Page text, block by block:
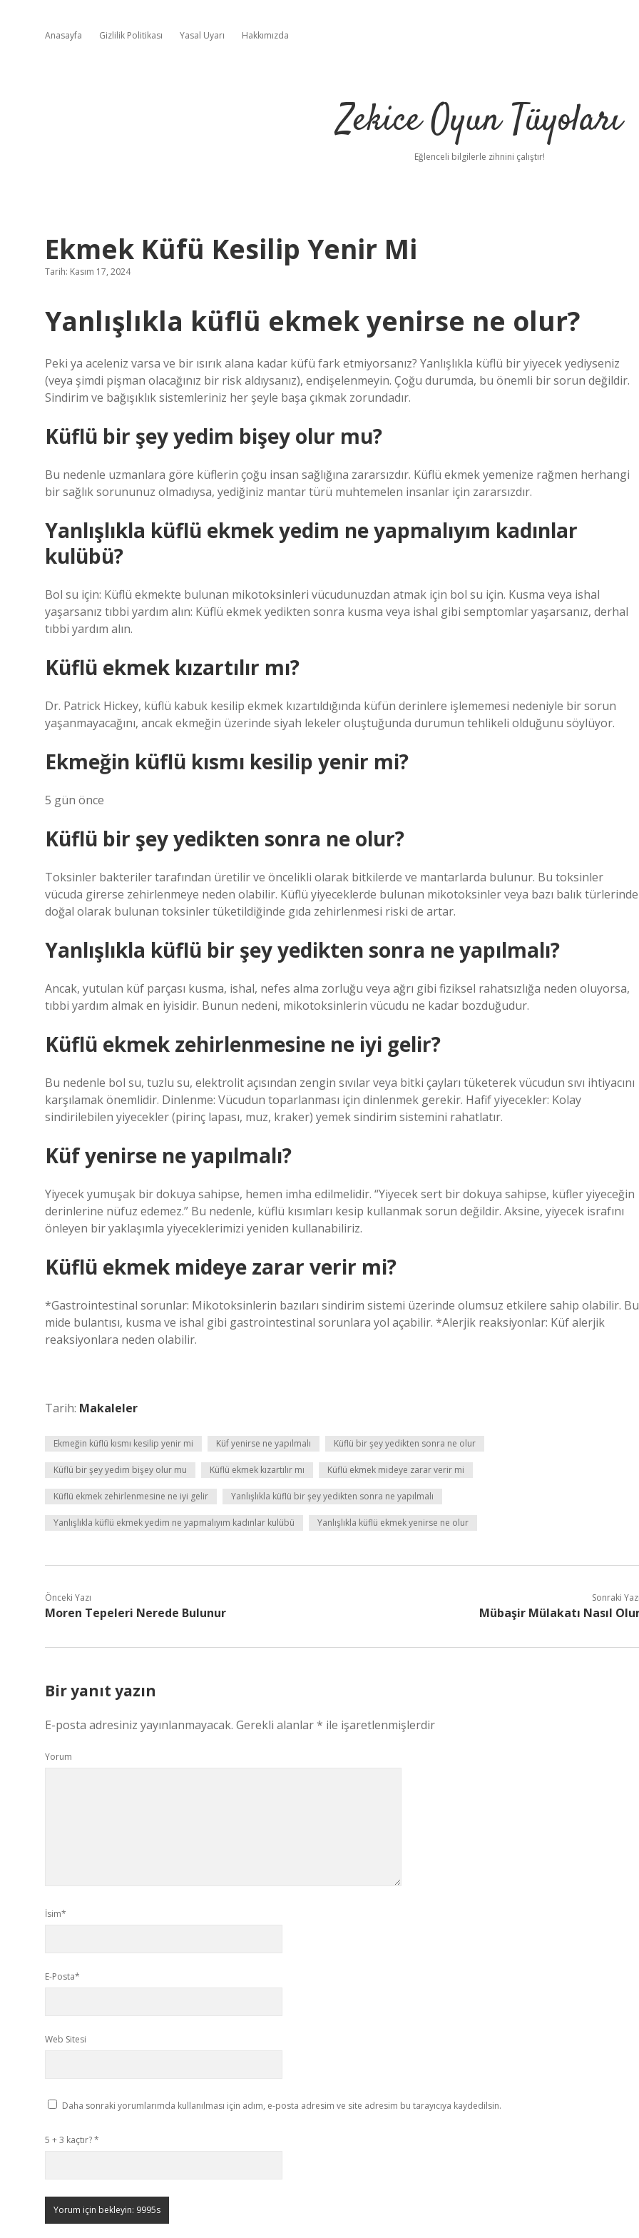
Anasayfa Gizlilik Politikası Yasal Uyarı Hakkımızda
Zekice Oyun Tüyoları
Eğlenceli bilgilerle zihnini çalıştır!
Ekmek Küfü Kesilip Yenir Mi
Tarih: Kasım 17, 2024
Yanlışlıkla küflü ekmek yenirse ne olur?
Peki ya aceleniz varsa ve bir ısırık alana kadar küfü fark etmiyorsanız? Yanlışlıkla küflü bir yiyecek yediyseniz
(veya şimdi pişman olacağınız bir risk aldıysanız), endişelenmeyin. Çoğu durumda, bu önemli bir sorun değildir.
Sindirim ve bağışıklık sistemleriniz her şeyle başa çıkmak zorundadır.
Küflü bir şey yedim bişey olur mu?
Bu nedenle uzmanlara göre küflerin çoğu insan sağlığına zararsızdır. Küflü ekmek yemenize rağmen herhangi
bir sağlık sorununuz olmadıysa, yediğiniz mantar türü muhtemelen insanlar için zararsızdır.
Yanlışlıkla küflü ekmek yedim ne yapmalıyım kadınlar
kulübü?
Bol su için: Küflü ekmekte bulunan mikotoksinleri vücudunuzdan atmak için bol su için. Kusma veya ishal
yaşarsanız tıbbi yardım alın: Küflü ekmek yedikten sonra kusma veya ishal gibi semptomlar yaşarsanız, derhal
tıbbi yardım alın.
Küflü ekmek kızartılır mı?
Dr. Patrick Hickey, küflü kabuk kesilip ekmek kızartıldığında küfün derinlere işlememesi nedeniyle bir sorun
yaşanmayacağını, ancak ekmeğin üzerinde siyah lekeler oluştuğunda durumun tehlikeli olduğunu söylüyor.
Ekmeğin küflü kısmı kesilip yenir mi?
5 gün önce
Küflü bir şey yedikten sonra ne olur?
Toksinler bakteriler tarafından üretilir ve öncelikli olarak bitkilerde ve mantarlarda bulunur. Bu toksinler
vücuda girerse zehirlenmeye neden olabilir. Küflü yiyeceklerde bulunan mikotoksinler veya bazı balık türlerinde
doğal olarak bulunan toksinler tüketildiğinde gıda zehirlenmesi riski de artar.
Yanlışlıkla küflü bir şey yedikten sonra ne yapılmalı?
Ancak, yutulan küf parçası kusma, ishal, nefes alma zorluğu veya ağrı gibi fiziksel rahatsızlığa neden oluyorsa,
tıbbi yardım almak en iyisidir. Bunun nedeni, mikotoksinlerin vücudu ne kadar bozduğudur.
Küflü ekmek zehirlenmesine ne iyi gelir?
Bu nedenle bol su, tuzlu su, elektrolit açısından zengin sıvılar veya bitki çayları tüketerek vücudun sıvı ihtiyacını
karşılamak önemlidir. Dinlenme: Vücudun toparlanması için dinlenmek gerekir. Hafif yiyecekler: Kolay
sindirilebilen yiyecekler (pirinç lapası, muz, kraker) yemek sindirim sistemini rahatlatır.
Küf yenirse ne yapılmalı?
Yiyecek yumuşak bir dokuya sahipse, hemen imha edilmelidir. “Yiyecek sert bir dokuya sahipse, küfler yiyeceğin
derinlerine nüfuz edemez.” Bu nedenle, küflü kısımları kesip kullanmak sorun değildir. Aksine, yiyecek israfını
önleyen bir yaklaşımla yiyeceklerimizi yeniden kullanabiliriz.
Küflü ekmek mideye zarar verir mi?
*Gastrointestinal sorunlar: Mikotoksinlerin bazıları sindirim sistemi üzerinde olumsuz etkilere sahip olabilir.
mide bulantısı, kusma ve ishal gibi gastrointestinal sorunlara yol açabilir. *Alerjik reaksiyonlar: Küf alerjik
reaksiyonlara neden olabilir.
Tarih: Makaleler
Ekmeğin küflü kısmı kesilip yenir mi Küf yenirse ne yapılmalı Küflü bir şey yedikten sonra ne olur
Küflü bir şey yedim bişey olur mu Küflü ekmek kızartılır mı Küflü ekmek mideye zarar verir mi
Küflü ekmek zehirlenmesine ne iyi gelir Yanlışlıkla küflü bir şey yedikten sonra ne yapılmalı
Yanlışlıkla küflü ekmek yedim ne yapmalıyım kadınlar kulübü Yanlışlıkla küflü ekmek yenirse ne olur
Önceki Yazı
Moren Tepeleri Nerede Bulunur
Sonraki
Mübaşir Mülakatı Nasıl
Bir yanıt yazın
E-posta adresiniz yayınlanmayacak. Gerekli alanlar* ile işaretlenmişlerdir
Yorum
İsim*
E-Posta*
Web Sitesi
Daha sonraki yorumlarımda kullanılması için adım, e-posta adresim ve site adresim bu tarayıcıya kaydedilsin.
5 + 3 kaçtır?*